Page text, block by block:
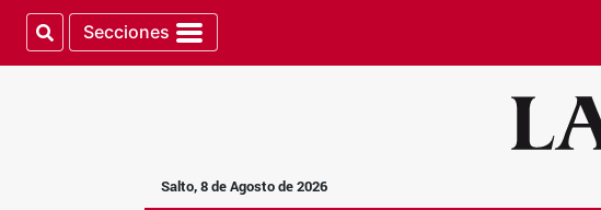
Secciones
Salto, 8 de Agosto de 2026